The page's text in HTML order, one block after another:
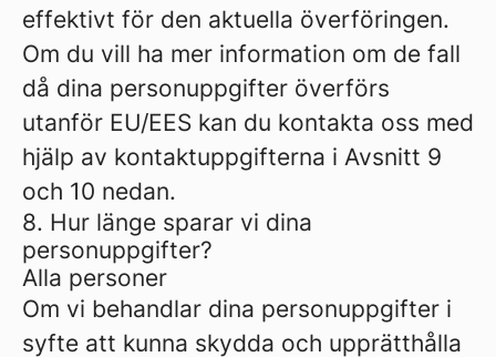
effektivt för den aktuella överföringen.
Om du vill ha mer information om de fall
då dina personuppgifter överförs
utanför EU/EES kan du kontakta oss med
hjälp av kontaktuppgifterna i Avsnitt 9
och 10 nedan.
8. Hur länge sparar vi dina
personuppgifter?
Alla personer
Om vi ​​behandlar dina personuppgifter i
syfte att kunna skydda och upprätthålla